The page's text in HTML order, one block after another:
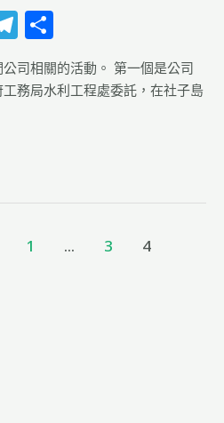
T
el
e
g
享
司相關的活動。 第一個是公司
務局水利工程處委託，在社子島
1 ... 3 4